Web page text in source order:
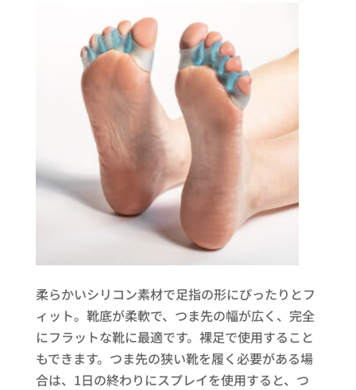
柔らかいシリコン素材で足指の形にぴったりとフ
ィット。靴底が柔軟で、つま先の幅が広く、完全
にフラットな靴に最適です。裸足で使用すること
もできます。つま先の狭い靴を履く必要がある場
合は、1日の終わりにスプレイを使用すると、つ